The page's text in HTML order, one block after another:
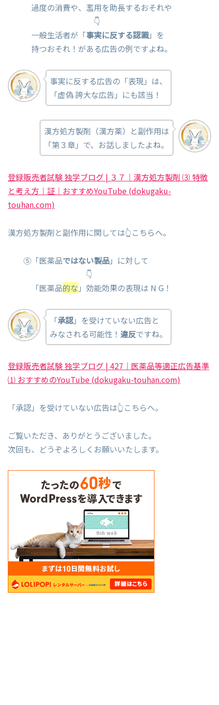
過度の消費や、濫用を助長するおそれや
👇
一般生活者が「事実に反する認識」を
持つおそれ！がある広告の例ですよね。
事実に反する広告の「表現」は、
「虚偽 誇大な広告」にも該当！
漢方処方製剤（漢方薬）と副作用は
「第３章」で、お話しましたよね。
登録販売者試験 独学ブログ | ３７｜漢方処方製剤 ⑶ 特徴
と考え方｜証｜おすすめYouTube (dokugaku-
touhan.com)
漢方処方製剤と副作用に関しては👆こちらへ。
⑤「医薬品ではない製品」に対して
👇
「医薬品的な 」効能効果の表現は N G！
「承認」を受けていない広告と
みなされる可能性！ 違反ですね。
登録販売者試験 独学ブログ | 427｜医薬品等適正広告基準
⑴ おすすめのYouTube (dokugaku-touhan.com)
「承認」を受けていない広告は👆こちらへ。
ご覧いただき、ありがとうございました。
次回も、どうぞよろしくお願いいたします。